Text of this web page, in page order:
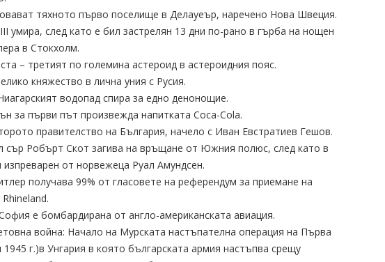
тяхното първо поселище в Делауеър, наречено Нова Швеция.
умира, след като е бил застрелян 13 дни по-рано в гърба на нощен
в Стокхолм.
– третият по големина астероид в астероидния пояс.
княжество в лична уния с Русия.
водопад спира за едно денонощие.
за първи път произвежда напитката Coca-Cola.
правителство на България, начело с Иван Евстратиев Гешов.
сър Робърт Скот загива на връщане от Южния полюс, след като в
от норвежеца Руал Амундсен.
получава 99% от гласовете на референдум за приемане на
е бомбардирана от англо-американската авиация.
война: Начало на Мурската настъпателна операция на Първа
г.)в Унгария в която българската армия настъпва срещу